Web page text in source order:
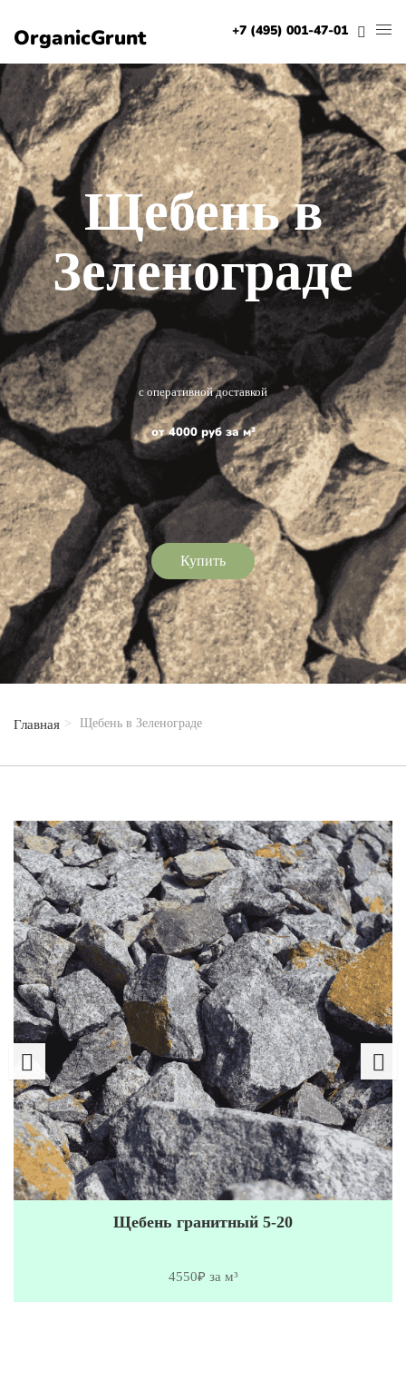
OrganicGrunt +7 (495) 001-47-01
Щебень в
Зеленограде
с оперативной доставкой
от 4000 руб за м³
Купить
Главная Щебень в Зеленограде
Щебень гранитный 5-20
4550₽ за м³